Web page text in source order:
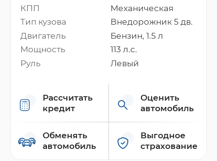
КПП
Механическая
Тип кузова
Внедорожник 5 дв.
Двигатель
Бензин, 1.5 л
Мощность
113 л.с.
Руль
Левый
Рассчитать
кредит
Оценить
автомобиль
Обменять
автомобиль
Выгодное
страхование